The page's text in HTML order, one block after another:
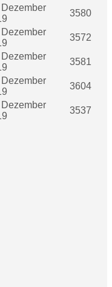
Dezember
3580
Dezember
3572
3581
3604
3537